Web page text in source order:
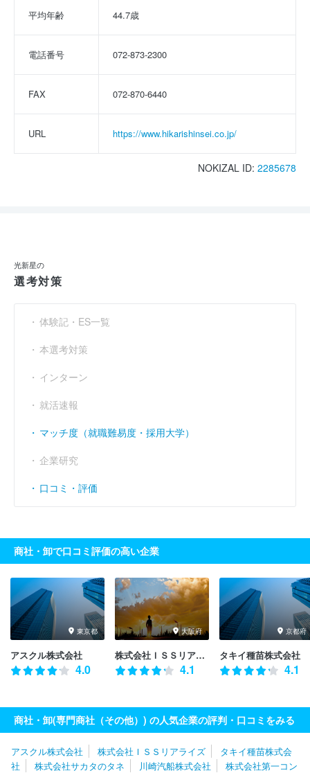
平均年齢 44.7歳
電話番号 072-873-2300
FAX 072-870-6440
URL https://www.hikarishinsei.co.jp/
NOKIZAL ID: 2285678
光新星の
選考対策
体験記・ES一覧
本選考対策
インターン
就活速報
マッチ度（就職難易度・採用大学）
企業研究
口コミ・評価
商社・卸で口コミ評価の高い企業
東京都
アスクル株式会社
4.0
大阪府
株式会社ＩＳＳリアライズ
4.1
京都府
タキイ種苗株式会社
4.1
商社・卸(専門商社（その他）) の人気企業の評判・口コミをみる
アスクル株式会社 株式会社ＩＳＳリアライズ
タキイ種苗株式会
社
株式会社サカタのタネ 川崎汽船株式会社
株式会社第一コン